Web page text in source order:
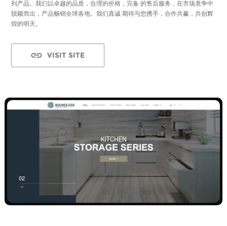
列产品。我们以卓越的品质，合理的价格，完备 的售后服务，在市场竟争中
脱颖而出，产品畅销全球各地。我们真诚 期待与您携手，合作共赢，共创辉
煌的明天。
VISIT SITE